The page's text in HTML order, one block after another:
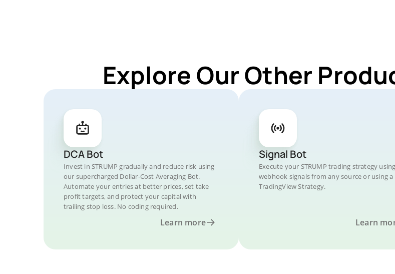
Explore Our Other
DCA Bot
Invest in STRUMP gradually and reduce risk using
our supercharged Dollar-Cost Averaging Bot.
Automate your entries at better prices, set take
profit targets, and protect your capital with
trailing stop loss. No coding required.
Learn more
Signal Bot
Execute your STRUMP trading strategy using
webhook signals from any source or using a
TradingView Strategy.
Learn